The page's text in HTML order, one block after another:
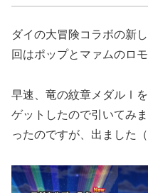
ダイの大冒険コラボの新
回はポップとマァムのロ
早速、竜の紋章メダルⅠ
ゲットしたので引いてみ
ったのですが、出ました（